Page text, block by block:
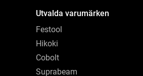
Utvalda varumärken
Festool
Hikoki
Cobolt
Suprabeam